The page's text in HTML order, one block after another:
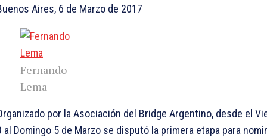
Aires, 6 de Marzo de 2017
Fernando
Lema
por la Asociación del Bridge Argentino, desde el
al Domingo 5 de Marzo se disputó la primera etapa para